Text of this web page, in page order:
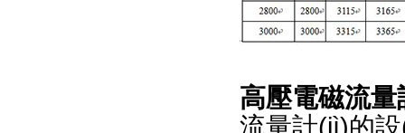
高壓電磁流
流量計(jì)的